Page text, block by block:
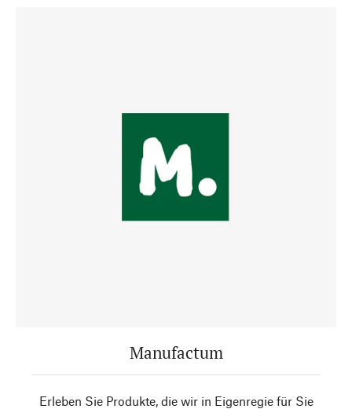
Manufactum
Erleben Sie Produkte, die wir in Eigenregie für Sie